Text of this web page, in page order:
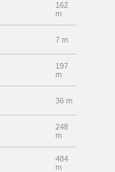
162
m
7 m
197
m
36 m
248
m
484
m